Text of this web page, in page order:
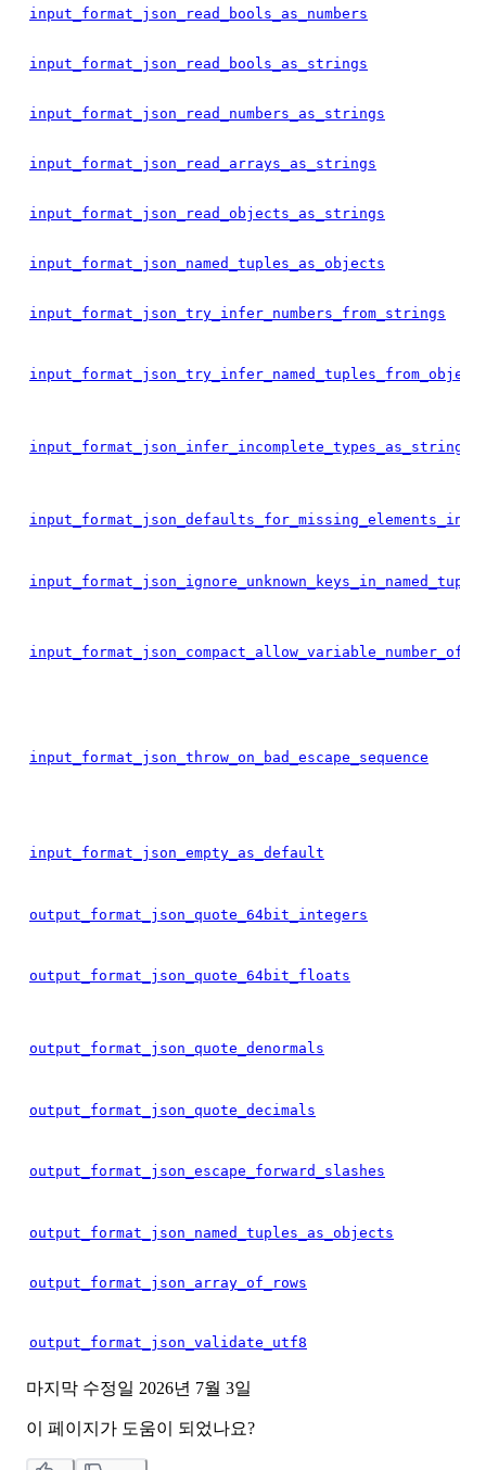
input_format_json_read_bools_as_numbers
input_format_json_read_bools_as_strings
input_format_json_read_numbers_as_strings
input_format_json_read_arrays_as_strings
input_format_json_read_objects_as_strings
input_format_json_named_tuples_as_objects
input_format_json_try_infer_numbers_from_strings
input_format_json_infer_incomplete_types_as_strings
input_format_json_ignore_unknown_keys_in_named_tuple
input_format_json_throw_on_bad_escape_sequence
input_format_json_empty_as_default
output_format_json_quote_64bit_integers
output_format_json_quote_64bit_floats
output_format_json_quote_denormals
output_format_json_quote_decimals
output_format_json_escape_forward_slashes
output_format_json_named_tuples_as_objects
output_format_json_array_of_rows
output_format_json_validate_utf8
마지막 수정일 2026년 7월 3일
이 페이지가 도움이 되었나요?